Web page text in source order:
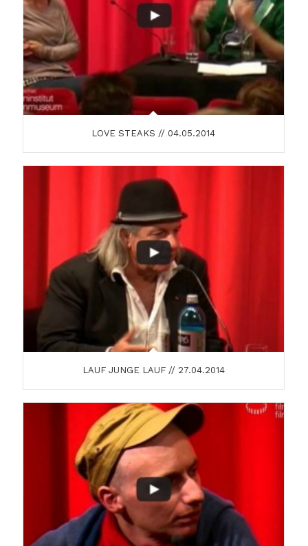
LOVE STEAKS // 04.05.2014
LAUF JUNGE LAUF // 27.04.2014